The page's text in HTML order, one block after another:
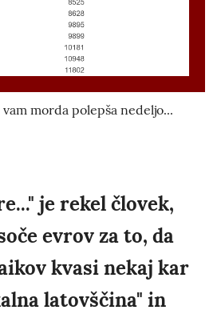
morda polepša nedeljo...
je rekel človek,
evrov za to, da
kvasi nekaj kar
latovščina" in